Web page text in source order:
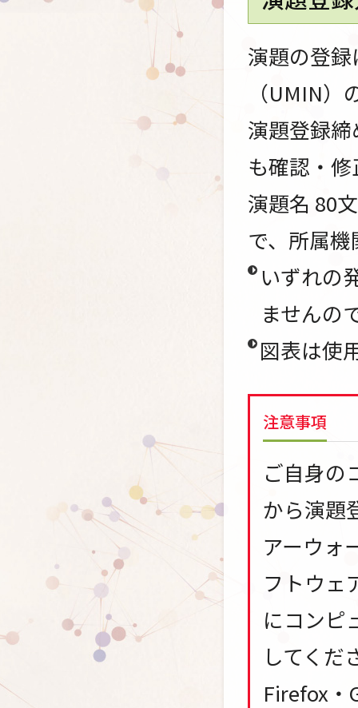
演題の登
（UMIN
演題登録
も確認・
演題名 80
で、所属
いずれの
ませんの
図表は使
注意事項
ご自身の
から演題
アーウォ
フトウェ
にコンピ
してくだ
Firefox・